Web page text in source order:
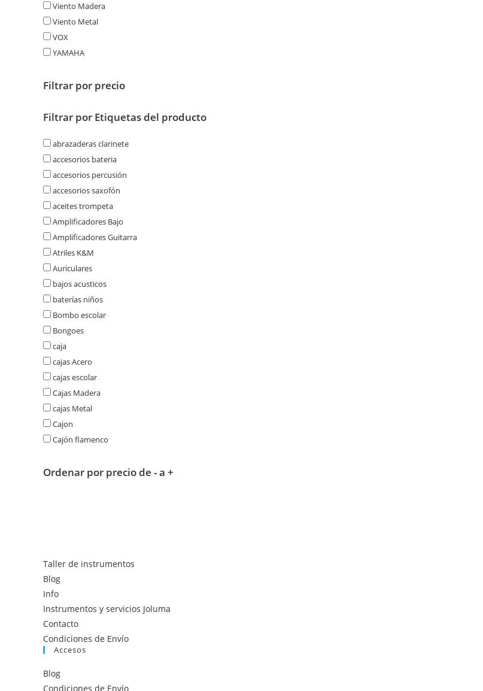
Viento Madera
Viento Metal
VOX
YAMAHA
Filtrar por precio
Filtrar por Etiquetas del producto
abrazaderas clarinete
accesorios bateria
accesorios percusión
accesorios saxofón
aceites trompeta
Amplificadores Bajo
Amplificadores Guitarra
Atriles K&M
Auriculares
bajos acusticos
baterías niños
Bombo escolar
Bongoes
caja
cajas Acero
cajas escolar
Cajas Madera
cajas Metal
Cajon
Cajón flamenco
Ordenar por precio de - a +
Taller de instrumentos
Blog
Info
Instrumentos y servicios Joluma
Contacto
Condiciones de Envío
Accesos
Blog
Condiciones de Envío